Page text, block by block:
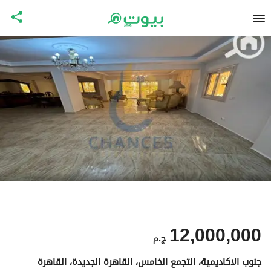
ج.م 12,000,000
جنوب الاكاديمية، التجمع الخامس، القاهرة الجديدة، القاهرة